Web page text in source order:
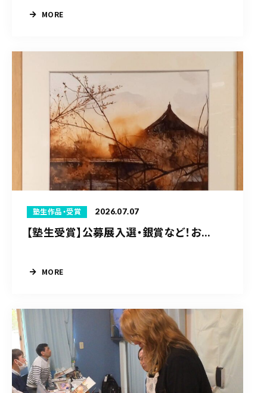
MORE
塾生作品・受賞 2026.07.07
【塾生受賞】公募展入選・銀賞など！お...
MORE